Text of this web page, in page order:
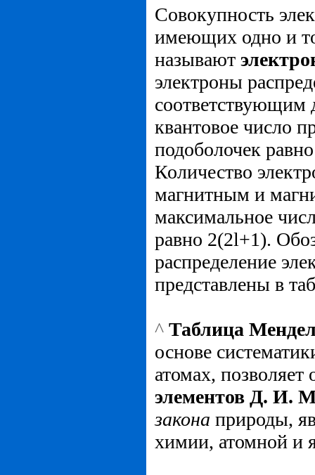
Совокупность
имеющих одно и
называют
электроны
квантовое число
подоболочек
Количество
магнитным и
максимальное
равно 2(2l+1).
распределение
представлены в
^ Таблица
основе
атомах, позволяет
элементов Д. И.
закона природы,
химии, атомной и